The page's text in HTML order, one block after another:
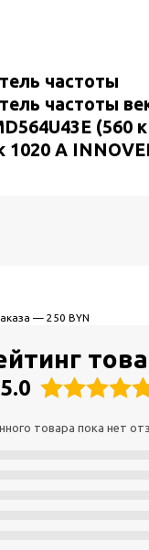
частоты
частоты
(560
1020 А
— 250 BYN
5.0
товара пока нет